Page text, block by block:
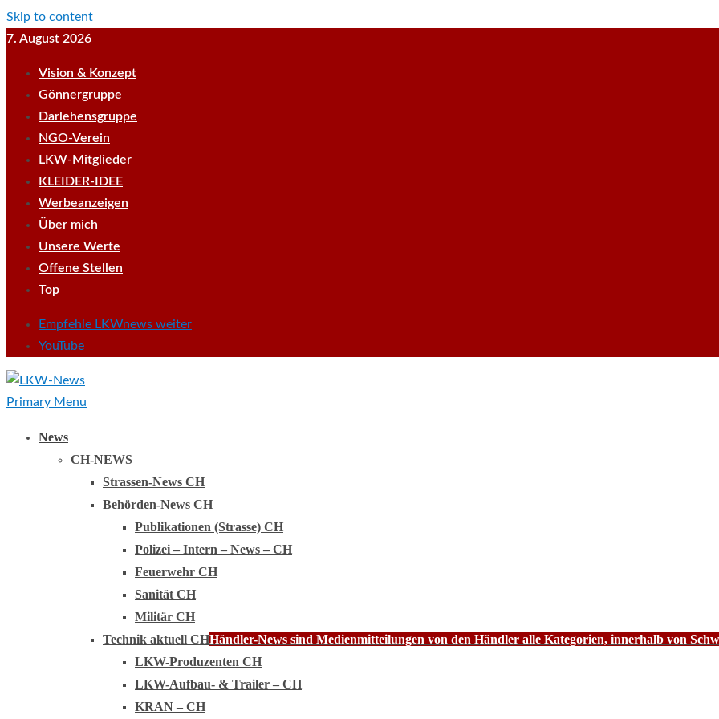
Skip to content
7. August 2026
Vision & Konzept
Gönnergruppe
Darlehensgruppe
NGO-Verein
LKW-Mitglieder
KLEIDER-IDEE
Werbeanzeigen
Über mich
Unsere Werte
Offene Stellen
Top
Empfehle LKWnews weiter
YouTube
Primary Menu
News
CH-NEWS
Strassen-News CH
Behörden-News CH
Publikationen (Strasse) CH
Polizei – Intern – News – CH
Feuerwehr CH
Sanität CH
Militär CH
Technik aktuell CHHändler-News sind Medienmitteilungen von den Händler alle Kategorien, innerhalb von
LKW-Produzenten CH
LKW-Aufbau- & Trailer – CH
KRAN – CH